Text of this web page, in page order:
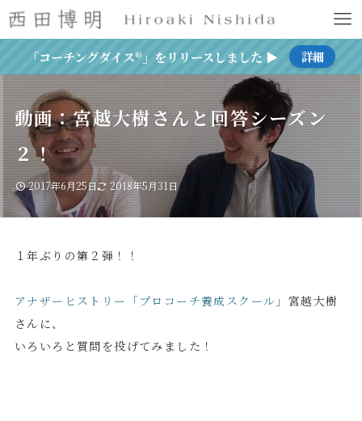
「コーチングダイス®」をリリースしました ▶ 詳細
動画：宮越大樹さんと回答シーズン
２！
2017年6月25日 2018年5月31日
１年ぶりの第２弾！！
アナザーヒストリー「プロコーチ養成スクール」 宮越大樹
さんに、
いろいろと質問を投げてみました！